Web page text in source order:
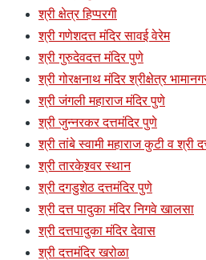
श्री क्षेत्र हिप्परगी
श्री गणेशदत्त मंदिर सावई वेरेम
श्री गुरुदेवदत्त मंदिर पुणे
श्री गोरक्षनाथ मंदिर श्रीक्षेत्र
श्री जंगली महाराज मंदिर पुणे
श्री जुन्नरकर दत्तमंदिर पुणे
श्री तांबे स्वामी महाराज कुटी व श्री
श्री तारकेश्र्वर स्थान
श्री दगडुशेठ दत्तमंदिर पुणे
श्री दत्त पादुका मंदिर निगवे खालसा
श्री दत्तपादुका मंदिर देवास
श्री दत्तमंदिर खरोळा